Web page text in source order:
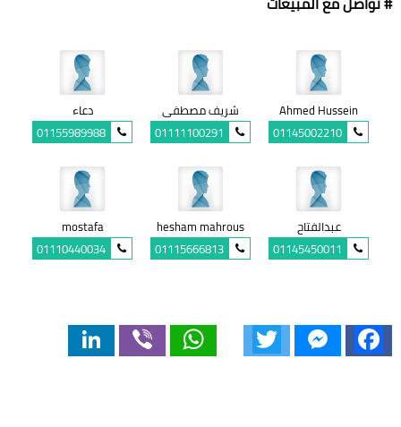
Ahmed Hussein
01145002210
شريف مصطفى
01111100291
دعاء
01155989988
عبدالفتاح
01145450011
hesham mahrous
01115666813
mostafa
01110440034
Facebook
Messenger
WhatsApp